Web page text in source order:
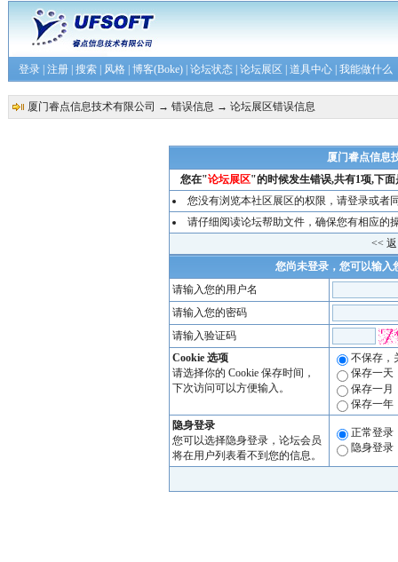
登录| 注册| 搜索| 风格| 博客(Boke)| 论坛状态| 论坛展区 道具中心| 我能做什么
厦门睿点信息技术有限公司 → 错误信息 → 论坛展区错误信息
厦门睿点信息
您在"论坛展区"的时候发生错误,共有1项,下
您没有浏览本社区展区的权限，请登录或者
请仔细阅读论坛帮助文件，确保您有相应的
<<
您尚未登录，您可以输入
请输入您的用户名
请输入您的密码
请输入验证码
Cookie 选项
请选择你的 Cookie 保存时间，
下次访问可以方便输入。
不保存，
保存一天
保存一月
保存一年
隐身登录
您可以选择隐身登录，论坛会员
将在用户列表看不到您的信息。
正常登录
隐身登录